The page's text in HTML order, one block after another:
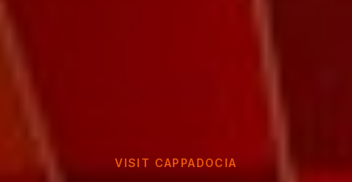
VISIT CAPPADOCIA